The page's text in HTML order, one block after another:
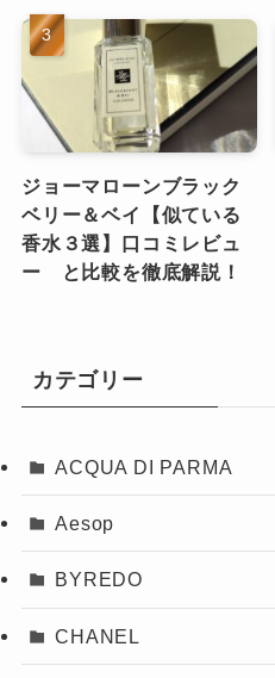
ジョーマローンブラック
ベリー＆ベイ【似ている
香水３選】口コミレビュ
ー と比較を徹底解説！
カテゴリー
ACQUA DI PARMA
Aesop
BYREDO
CHANEL